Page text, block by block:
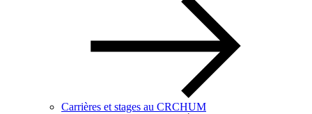
Carrières et stages au CRCHUM